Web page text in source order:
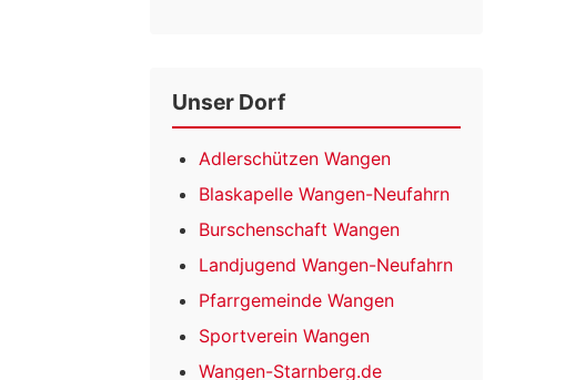
Unser Dorf
Adlerschützen Wangen
Blaskapelle Wangen-Neufahrn
Burschenschaft Wangen
Landjugend Wangen-Neufahrn
Pfarrgemeinde Wangen
Sportverein Wangen
Wangen-Starnberg.de